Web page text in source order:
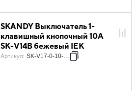
SKANDY Выключатель 1-
клавишный кнопочный 10А
SK-V14B бежевый IEK
Артикул: SK-V17-0-10-K10